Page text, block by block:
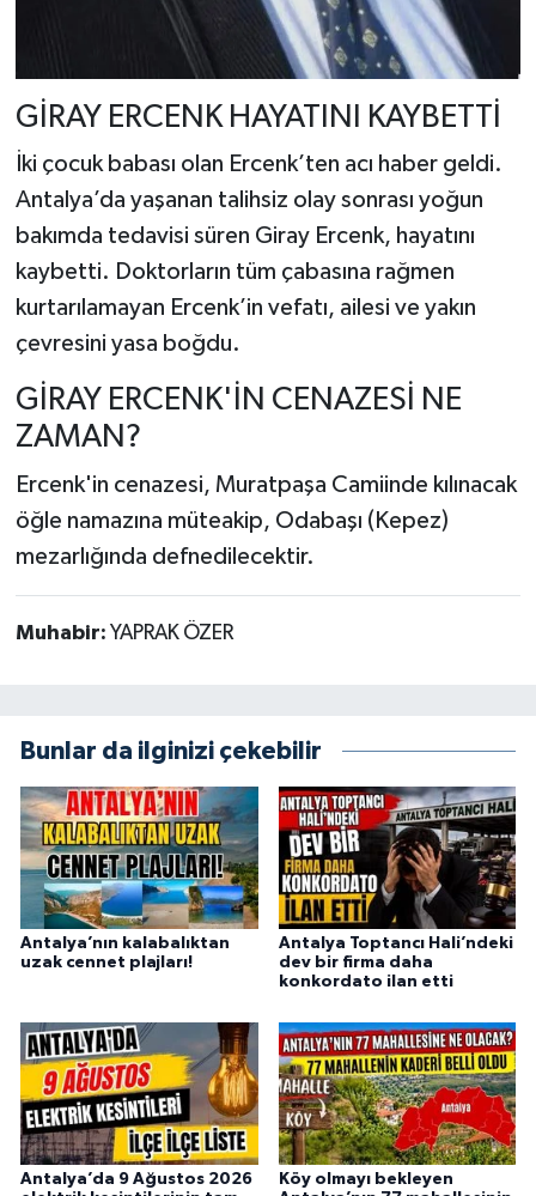
GİRAY ERCENK HAYATINI KAYBETTİ
İki çocuk babası olan Ercenk’ten acı haber geldi.
Antalya’da yaşanan talihsiz olay sonrası yoğun
bakımda tedavisi süren Giray Ercenk, hayatını
kaybetti. Doktorların tüm çabasına rağmen
kurtarılamayan Ercenk’in vefatı, ailesi ve yakın
çevresini yasa boğdu.
GİRAY ERCENK'İN CENAZESİ NE
ZAMAN?
Ercenk'in cenazesi, Muratpaşa Camiinde kılınacak
öğle namazına müteakip, Odabaşı (Kepez)
mezarlığında defnedilecektir.
Muhabir: YAPRAK ÖZER
Bunlar da ilginizi çekebilir
Antalya’nın kalabalıktan
uzak cennet plajları!
Antalya Toptancı Hali’ndeki
dev bir firma daha
konkordato ilan etti
Antalya’da 9 Ağustos 2026
Köy olmayı bekleyen